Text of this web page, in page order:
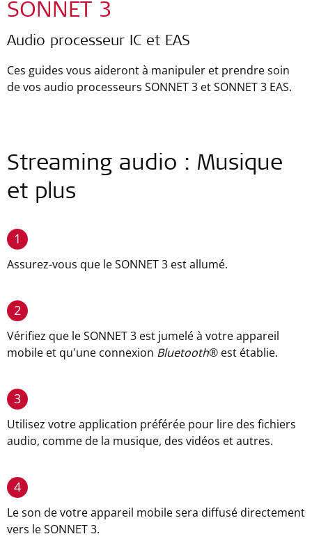
SONNET 3
Audio processeur IC et EAS
Ces guides vous aideront à manipuler et prendre soin
de vos audio processeurs SONNET 3 et SONNET 3 EAS.
Streaming audio : Musique
et plus
1
Assurez-vous que le SONNET 3 est allumé.
2
Vérifiez que le SONNET 3 est jumelé à votre appareil
mobile et qu'une connexion Bluetooth® est établie.
3
Utilisez votre application préférée pour lire des fichiers
audio, comme de la musique, des vidéos et autres.
4
Le son de votre appareil mobile sera diffusé directement
vers le SONNET 3.